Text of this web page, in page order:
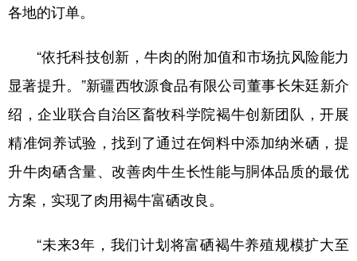
各地的订单。
“依托科技创新，牛肉的附加值和市场抗风险能力
显著提升。”新疆西牧源食品有限公司董事长朱廷新介
绍，企业联合自治区畜牧科学院褐牛创新团队，开展
精准饲养试验，找到了通过在饲料中添加纳米硒，提
升牛肉硒含量、改善肉牛生长性能与胴体品质的最优
方案，实现了肉用褐牛富硒改良。
“未来3年，我们计划将富硒褐牛养殖规模扩大至